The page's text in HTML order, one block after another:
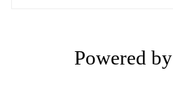
Powered by